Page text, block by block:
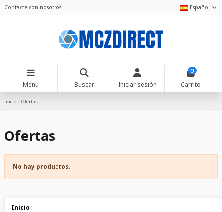
Contacte con nosotros Español
Menú Buscar Iniciar sesión
0
Carrito
Inicio Ofertas
Ofertas
No hay productos.
Inicio